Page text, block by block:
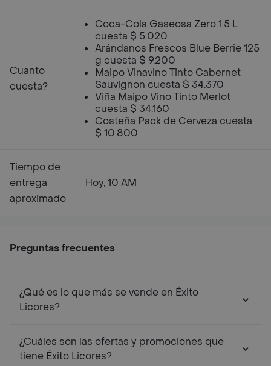
Cuanto
cuesta?
Coca-Cola Gaseosa Zero 1.5 L
cuesta $ 5.020
Arándanos Frescos Blue Berrie 125
g cuesta $ 9.200
Maipo Vinavino Tinto Cabernet
Sauvignon cuesta $ 34.370
Viña Maipo Vino Tinto Merlot
cuesta $ 34.160
Costeña Pack de Cerveza cuesta
$ 10.800
Tiempo de
entrega
aproximado
Hoy, 10 AM
Preguntas frecuentes
¿Qué es lo que más se vende en Éxito
Licores?
¿Cuáles son las ofertas y promociones que
tiene Éxito Licores?